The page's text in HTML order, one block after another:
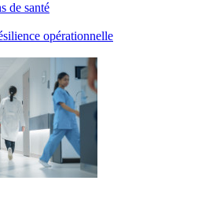
de santé
opérationnelle